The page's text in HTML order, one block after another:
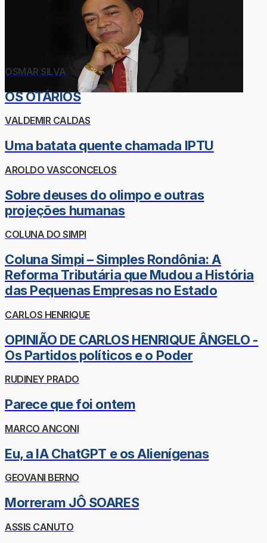
OSMAR SILVA
OS OTÁRIOS
VALDEMIR CALDAS
Uma batata quente chamada IPTU
AROLDO VASCONCELOS
Sobre deuses do olimpo e outras
projeções humanas
COLUNA DO SIMPI
Coluna Simpi – Simples Rondônia: A
Reforma Tributária que Mudou a História
das Pequenas Empresas no Estado
CARLOS HENRIQUE
OPINIÃO DE CARLOS HENRIQUE ÂNGELO -
Os Partidos políticos e o Poder
RUDINEY PRADO
Parece que foi ontem
MARCO ANCONI
Eu, a IA ChatGPT e os Alienígenas
GEOVANI BERNO
Morreram JÔ SOARES
ASSIS CANUTO